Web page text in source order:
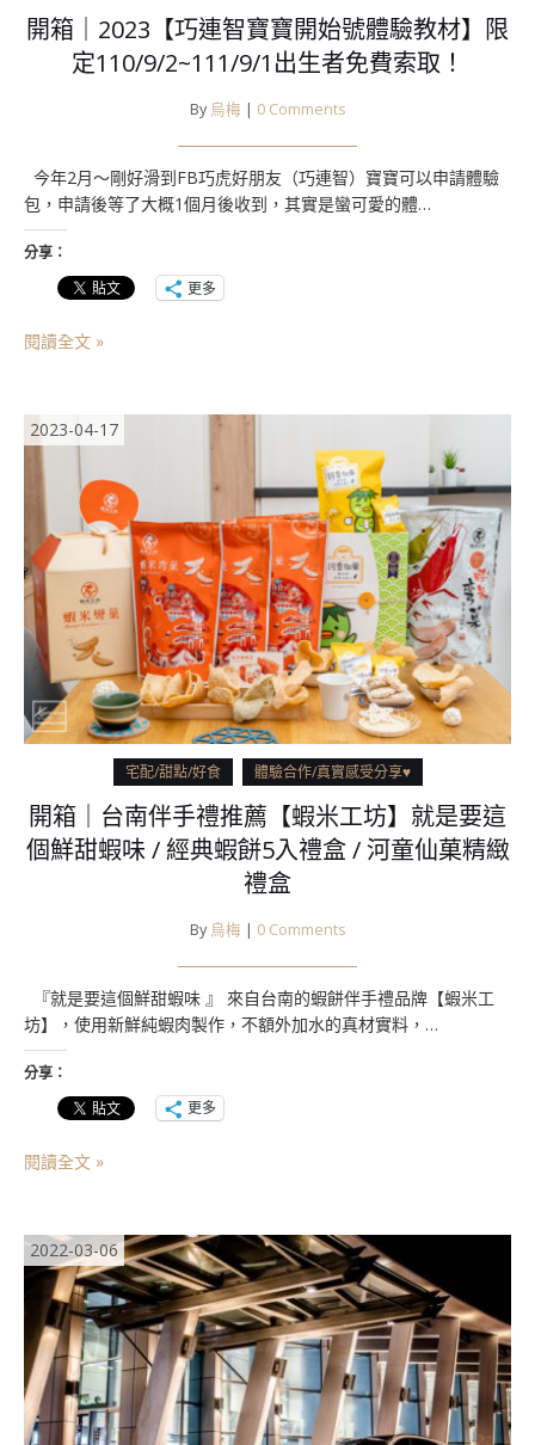
開箱｜2023【巧連智寶寶開始號體驗教材】限
定110/9/2~111/9/1出生者免費索取！
By 烏梅 | 0 Comments
今年2月～剛好滑到FB巧虎好朋友（巧連智）寶寶可以申請體驗
包，申請後等了大概1個月後收到，其實是蠻可愛的體…
分享：
更多
閱讀全文 »
2023-04-17
宅配/甜點/好食 體驗合作/真實感受分享♥
開箱｜台南伴手禮推薦【蝦米工坊】就是要這
個鮮甜蝦味 / 經典蝦餅5入禮盒 / 河童仙菓精緻
禮盒
By 烏梅 | 0 Comments
『就是要這個鮮甜蝦味 』 來自台南的蝦餅伴手禮品牌【蝦米工
坊】，使用新鮮純蝦肉製作，不額外加水的真材實料，…
分享：
更多
閱讀全文 »
2022-03-06